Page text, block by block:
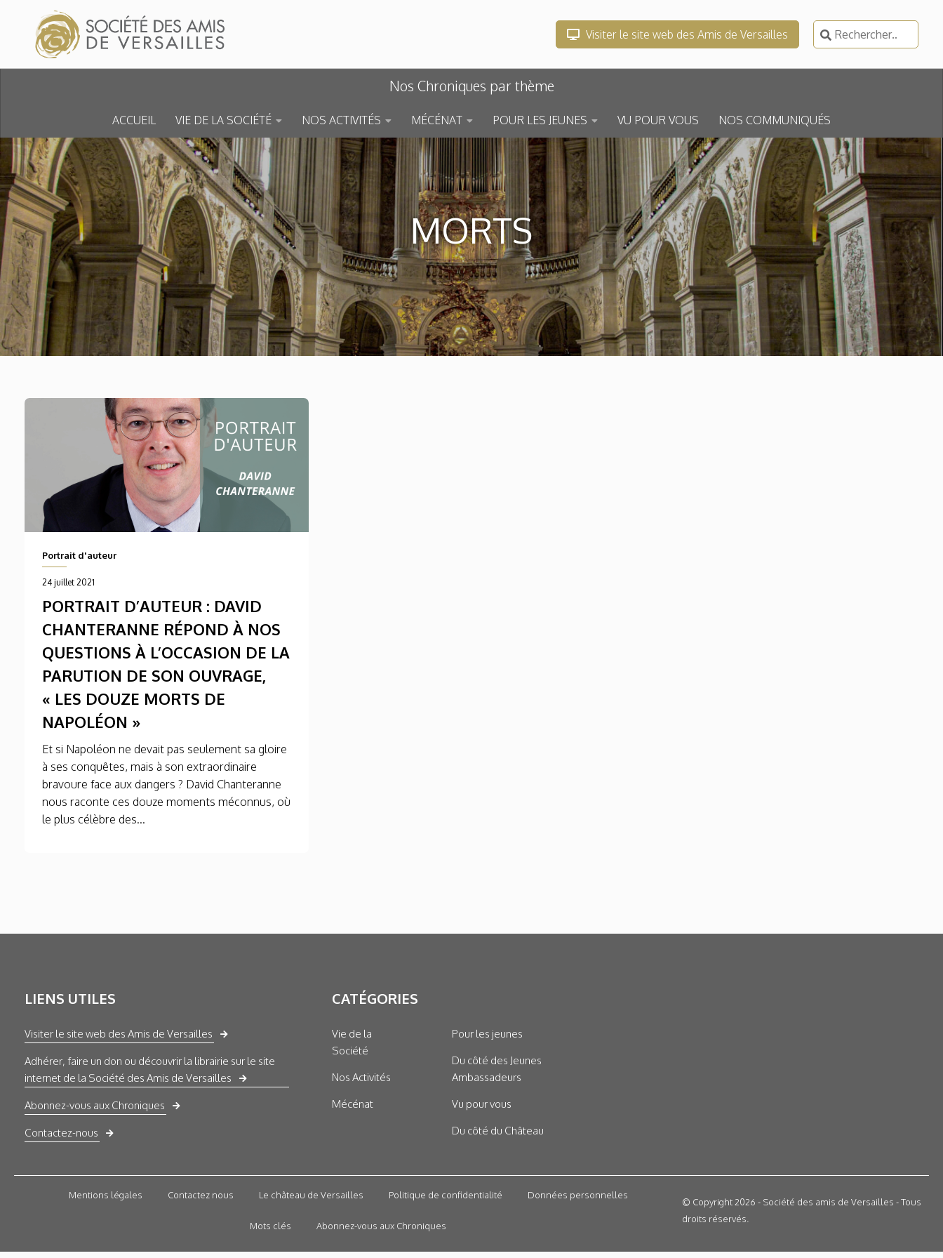
Skip to content
Visiter le site web des Amis de Versailles
Rechercher :
Nos Chroniques par thème
ACCUEIL VIE DE LA SOCIÉTÉ NOS ACTIVITÉS MÉCÉNAT POUR LES JEUNES VU POUR VOUS NOS COMMUNIQUÉS
MORTS
Portrait d'auteur
24 juillet 2021
PORTRAIT D’AUTEUR : DAVID
CHANTERANNE RÉPOND À NOS
QUESTIONS À L’OCCASION DE LA
PARUTION DE SON OUVRAGE,
« LES DOUZE MORTS DE
NAPOLÉON »
Et si Napoléon ne devait pas seulement sa gloire
à ses conquêtes, mais à son extraordinaire
bravoure face aux dangers ? David Chanteranne
nous raconte ces douze moments méconnus, où
le plus célèbre des...
LIENS UTILES
Visiter le site web des Amis de Versailles
Adhérer, faire un don ou découvrir la librairie sur le site
internet de la Société des Amis de Versailles
Abonnez-vous aux Chroniques
Contactez-nous
CATÉGORIES
Vie de la
Société
Nos Activités
Mécénat
Pour les jeunes
Du côté des Jeunes
Ambassadeurs
Vu pour vous
Du côté du Château
Mentions légales Contactez nous Le château de Versailles Politique de confidentialité Données personnelles
Mots clés Abonnez-vous aux Chroniques
© Copyright 2026 - Société des amis de Versailles - Tous
droits réservés.